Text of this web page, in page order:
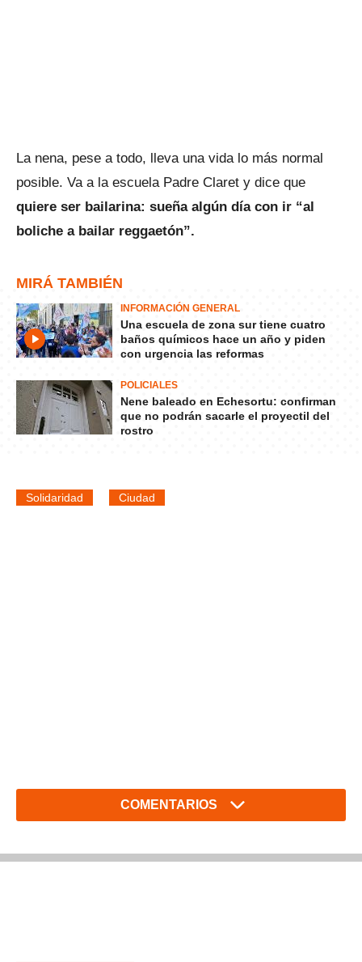
La nena, pese a todo, lleva una vida lo más normal
posible. Va a la escuela Padre Claret y dice que
quiere ser bailarina: sueña algún día con ir “al
boliche a bailar reggaetón”.
MIRÁ TAMBIÉN
INFORMACIÓN GENERAL
Una escuela de zona sur tiene cuatro
baños químicos hace un año y piden
con urgencia las reformas
POLICIALES
Nene baleado en Echesortu: confirman
que no podrán sacarle el proyectil del
rostro
Solidaridad Ciudad
COMENTARIOS